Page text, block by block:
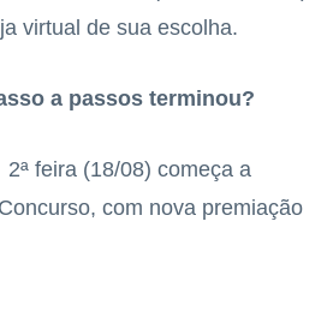
virtual de sua escolha.
a passos terminou?
feira (18/08) começa a
com nova premiação